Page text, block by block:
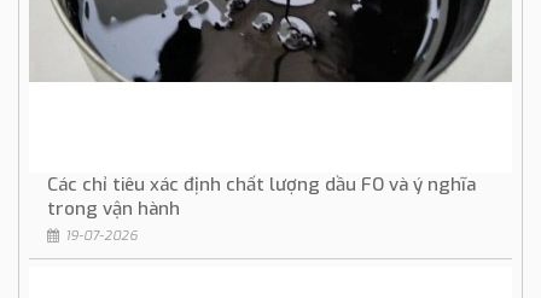
Các chỉ tiêu xác định chất lượng dầu FO và ý nghĩa
trong vận hành
19-07-2026